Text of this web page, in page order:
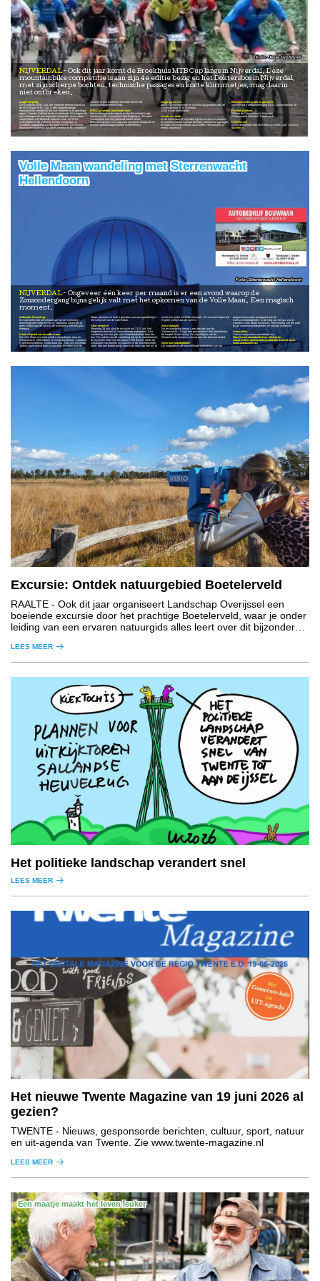
NIJVERDAL
mountainbike competitie is aan zijn 4e editie bezig en het Doktersbos in Nijverdal,
met zijn scherpe bochten, technische passages en korte klimmetjes, mag daarin
niet ontbreken.
Laagdrempelig
De Broekhuis MTB Cup, die voorheen bekend stond als
de FPS Bouw MTB Cup, is een laagdrempelige
mountainbike competitie die zich afspeelt in de prachtige
regio's Twente, Salland en de Achterhoek. Wat begon als
een verlangen om een regionale competitie op te zetten,
vergelijkbaar met bekende reeksen zoals de GOW-
wedstrijden en de Veluwse Winter Competitie, is
inmiddels uitgegroeid tot een groot succes. De enorme
belangstelling bewijst dat deze zomerse MTB-competitie
voorziet in een duidelijke behoefte binnen de
mountainbikegemeenschap.
MTB Competitie Oost-Nederland
Het overkoepelende orgaan achter dit initiatief is de
Stichting MTB Competitie Oost-Nederland, die nauw
samenwerkt met een groeiend aantal lokale
fietsverenigingen. Dit zorgt voor een breed draagvlak en
diverse, goed georganiseerde evenementen.
Dagprogramma
08:20 - 13:00 Informatie en inschrijving geopend aan de
Duivecatelaan 10 te Nijverdal
14:30 Einde wedstrijden
Locatie en ronde
In het Dokterbos in Nijverdal ligt een technisch parcours
te wachten waarin scherpe bochten, technische passages
en korte klimmetjes elkaar afwisselen. Het parcours is
veelal singletrack.
Bezoekersinformatie en parkeren
Inschrijving Voetbalvereniging DES. Duivecatelaan 10
Parkeerplaatsen:
Willem de Clercqstraat te Nijverdal
Wilgenweard Nijverdal. Sportlaan 6
Deelnemen?
Wil je deelnemen aan de Broekhuis MTB Cup? Schrijf je
dan hier in.
Jesse Grobbink
Volle Maan wandeling met Sterrenwacht
Hellendoorn
NIJVERDAL
Zonsondergang bijna gelijk valt met het opkomen van de Volle Maan. Een magisch
moment.
Sallandse Heuvelrug
En wat boffen dat dit schouwspel op de Sallandse
heuvelrug heel mooi te zien is. Natuurlijk alleen als er
geen wolkje aan de lucht is en wanneer u met een gids
meegaat.
In het schijnsel van de volle maan
De volle Maan excursie wordt u aangeboden door de
Sterrenwacht Hellendoorn en Staatsbosbeheer. Startpunt
is het buitencentrum, Grotestraat 281, 7441 GS Nijverdal.
Tijdens deze avond komt u van alles te weten over de
Maan, planeten en kunt u genieten van een wandeling in
het schijnsel van de volle Maan.
Sterrenhemel
Maandag 29 juni start de excursie om 21.00 uur. Het
programma bestaat uit verschillende onderdelen. Een
wandeling met een gids van Staatsbosbeheer door het
bos. De nadruk van de wandeling ligt op de sterrenhemel,
de mystieke sfeer van de natuur in het duister, zoals de
silhouetten van bomen en struiken en de oorverdovende
stilte. Met een beetje geluk hoort u de roep van een uil, of
kruist een ander nachtdier het pad... En nu maar hopen dat
er geen wolkje aan de lucht is.
Sterrenwacht
Na de wandeling brengt u een bezoek aan de
Sterrenwacht. U krijgt een presentatie in het planetarium,
de koepel of een lezing. De vrijwilligers van de
Sterrenwacht nemen u mee op een reis door het heelal.
Weersomstandigheden
De volgorde en de verschillende onderdelen van het
programma worden aangepast aan de
weersomstandigheden. In de loop van het jaar zijn er
meerdere volle Maan excursies. Trek kleding aan die past
bij de weersomstandigheden en stevige schoenen.
Aanmelden
Van te voren online aanmelden via:
https://www.staatsbosbeheer.nl/uit-in-de-
natuur/vollemaanwandeling-sallandse-heuvelrugen
www.autobouwman.
Sterrenwacht Hellendoorn
Excursie: Ontdek natuurgebied Boetelerveld
RAALTE - Ook dit jaar organiseert Landschap Overijssel een
boeiende excursie door het prachtige Boetelerveld, waar je onder
leiding van een ervaren natuurgids alles leert over dit bijzondere
LEES MEER
Het politieke landschap verandert snel
LEES MEER
Het nieuwe Twente Magazine van 19 juni 2026 al
gezien?
TWENTE - Nieuws, gesponsorde berichten, cultuur, sport, natuur
en uit-agenda van Twente. Zie www.twente-magazine.nl
LEES MEER
Een maatje maakt het leven leuker